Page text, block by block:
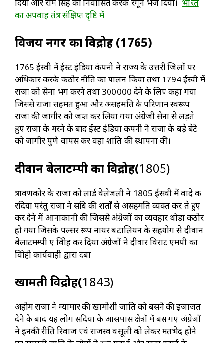
दिया और राम सिंह को निर्वासित करके रंगून भेज दिया। भारत
का अपवाह तंत्र संक्षिप्त दृष्टि में
विजय नगर का विद्रोह (1765)
1765 ईस्वी में ईस्ट इंडिया कंपनी ने राज्य के उत्तरी जिलों पर
अधिकार करके कठोर नीति का पालन किया तथा 1794 ईस्वी में
राजा को सेना भंग करने तथा ₹300000 देने के लिए कहा गया
जिससे राजा सहमत हुआ और असहमति के परिणाम स्वरूप
राजा की जागीर को जप्त कर लिया गया अंग्रेजी सेना से लड़ते
हुए राजा के मरने के बाद ईस्ट इंडिया कंपनी ने राजा के बड़े बेटे
को जागीर पुणे वापस कर वहां शांति की स्थापना की।
दीवान बेलाटम्पी का विद्रोह(1805)
त्रावणकोर के राजा को लार्ड वेलेजली ने 1805 ईसवी मेंवादे क
रदिया परंतु राजा ने संधि की शर्तों से असहमति व्यक्त कर ते हुए
कर देने में आनाकानी की जिससे अंग्रेजों का व्यवहार थोड़ा कठोर
हो गया जिसके पल्सर रूप नायर बटालियन के सहयोग से दीवान
बेलाटमम्पी ए विद्रोह कर दिया अंग्रेजों ने दीवार विराट एमपी का
विद्रोही कार्यवाही द्वारा दबा
खामती विद्रोह(1843)
अहोम राजा ने म्यामार की खामोशी जाति को बसने की इजाजत
देने के बाद यह लोग सदिया के आसपास क्षेत्रों में बस गए अंग्रेजों
ने इनकी रीति रिवाज एवं राजस्व वसूली को लेकर मतभेद होने